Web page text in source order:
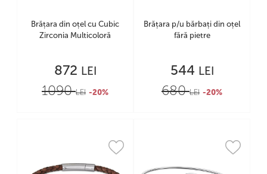
Brățara din oțel cu Cubic
Zirconia Multicoloră
872 LEI
1090LEI -20%
Brățara p/u bărbați din oțel
fără pietre
544 LEI
680LEI -20%